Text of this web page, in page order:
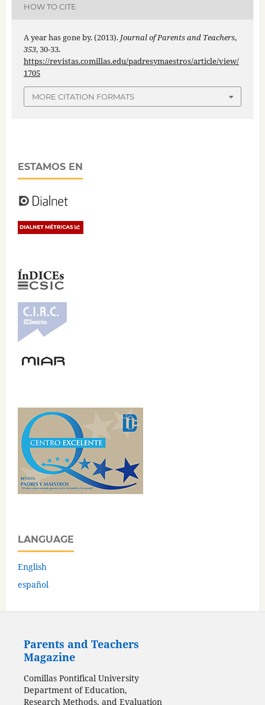
HOW TO CITE
A year has gone by. (2013). Journal of Parents and Teachers,
353, 30-33.
https://revistas.comillas.edu/padresymaestros/article/view/
1705
MORE CITATION FORMATS
ESTAMOS EN
LANGUAGE
English
español
Parents and Teachers
Magazine
Comillas Pontifical University
Department of Education,
Research Methods, and Evaluation